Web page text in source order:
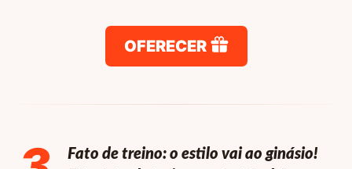
OFERECER
Fato de treino: o estilo vai ao ginásio!